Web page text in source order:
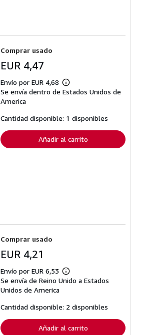
Comprar usado
EUR 4,47
Envío por EUR 4,68
Más
información
tarifas
de
envío
Se envía dentro de Estados Unidos de
America
Cantidad disponible: 1 disponibles
Añadir al carrito
Comprar usado
EUR 4,21
Envío por EUR 6,53
Más
información
tarifas
de
envío
Se envía de Reino Unido a Estados
Unidos de America
Cantidad disponible: 2 disponibles
Añadir al carrito